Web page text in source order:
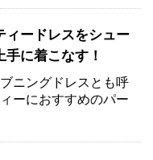
ィードレスをシュー
に着こなす！
ニングドレスとも呼
ーにおすすめのパー